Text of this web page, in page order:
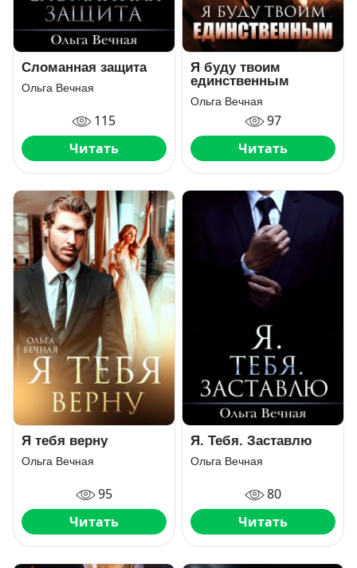
Сломанная защита
Ольга Вечная
115
Читать
Я буду твоим
единственным
Ольга Вечная
97
Читать
Я тебя верну
Ольга Вечная
95
Читать
Я. Тебя. Заставлю
Ольга Вечная
80
Читать